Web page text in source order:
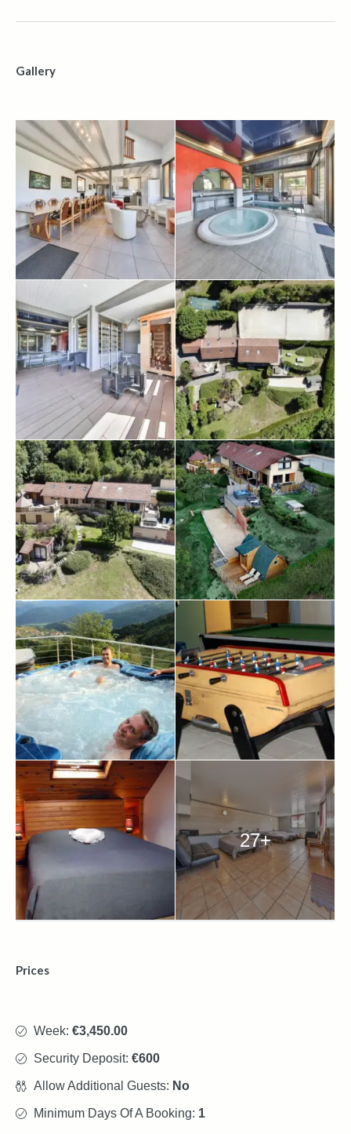
Gallery
27+
Prices
Week: €3,450.00
Security Deposit: €600
Allow Additional Guests: No
Minimum Days Of A Booking: 1